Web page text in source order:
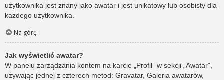
użytkownika jest znany jako awatar i jest unikatowy lub osobisty dla
każdego użytkownika.
Na górę
Jak wyświetlić awatar?
W panelu zarządzania kontem na karcie „Profil” w sekcji „Awatar”,
używając jednej z czterech metod: Gravatar, Galeria awatarów,